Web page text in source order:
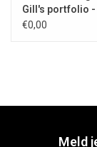
Gill's portfolio -
1967/1968
€0,00
Meld